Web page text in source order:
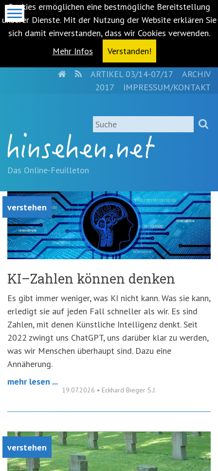
Cookies ermöglichen eine bestmögliche Bereitstellung
unserer Dienste. Mit der Nutzung der Website erklären Sie
sich damit einverstanden, dass wir Cookies verwenden.
Mehr Infos
Verstanden!
springen
(Accesskey
'1')Zur
springen
(Accesskey
'3')Zur
Suche
springen
(Accesskey
'2')
HOMERSSARTIKEL 03/14-07/17
ARCHIV
2017
IMPRESSUM/KONTAKT
Suche
Das Online-Feuilleton
verstehen
KI–Zahlen können denken
Es gibt immer weniger, was KI nicht kann. Was sie kann,
erledigt sie auf jeden Fall schneller als wir. Es sind
Zahlen, mit denen Künstliche Intelligenz denkt. Seit
2022 zwingt uns ChatGPT, uns darüber klar zu werden,
was wir Menschen überhaupt sind. Dazu eine
Annäherung.
mehr lesen ...
19.07.2026 • Eckhard Bieger S.J.
verstehen